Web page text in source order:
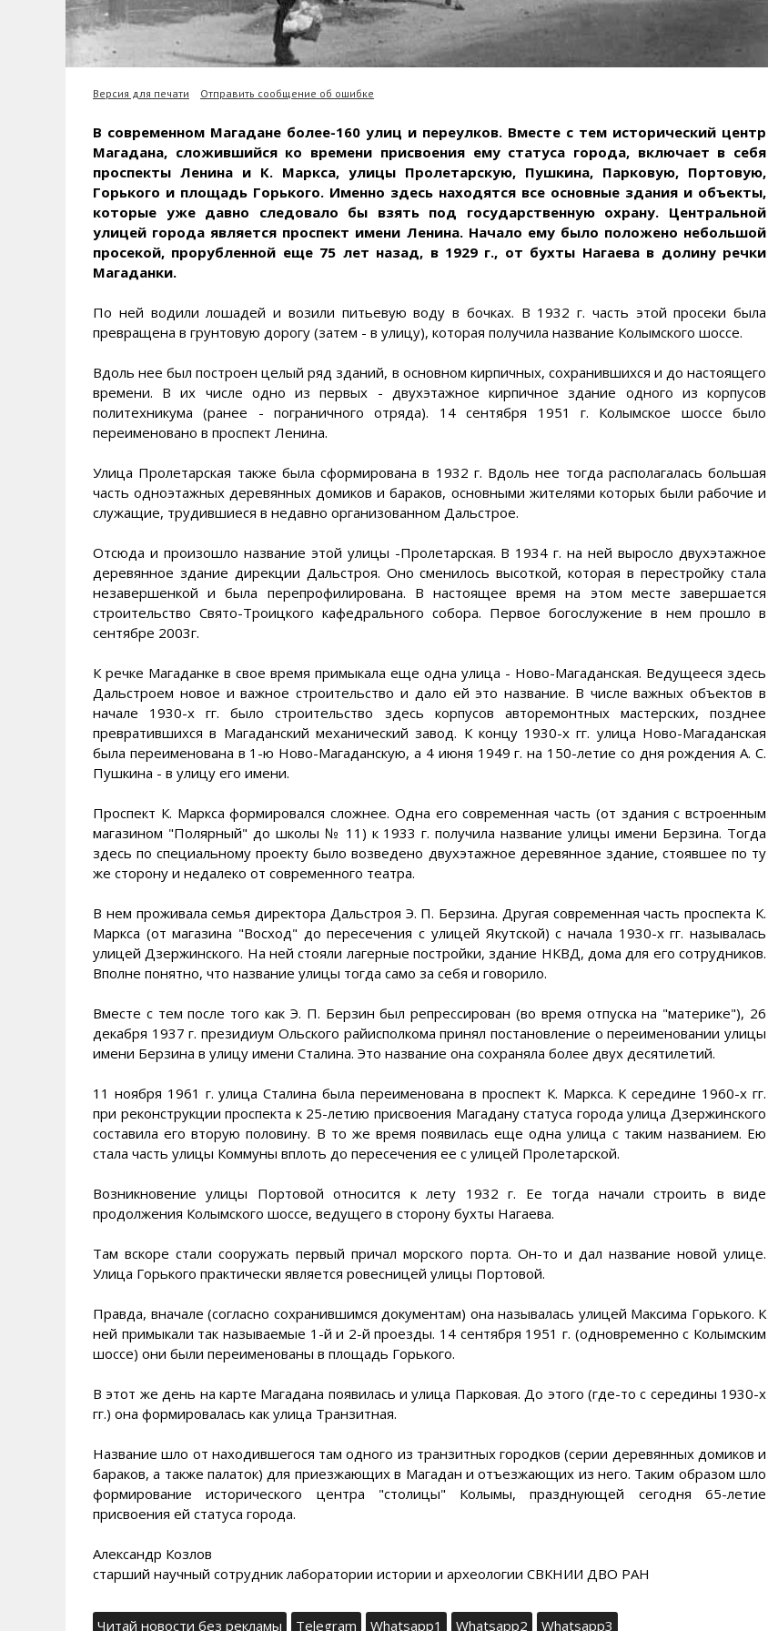
Версия для печати Отправить сообщение об ошибке
В современном Магадане более-160 улиц и переулков. Вместе с тем исторический центр
Магадана, сложившийся ко времени присвоения ему статуса города, включает в себя
проспекты Ленина и К. Маркса, улицы Пролетарскую, Пушкина, Парковую, Портовую,
Горького и площадь Горького. Именно здесь находятся все основные здания и объекты,
которые уже давно следовало бы взять под государственную охрану. Центральной
улицей города является проспект имени Ленина. Начало ему было положено небольшой
просекой, прорубленной еще 75 лет назад, в 1929 г., от бухты Нагаева в долину речки
Магаданки.
По ней водили лошадей и возили питьевую воду в бочках. В 1932 г. часть этой просеки была
превращена в грунтовую дорогу (затем - в улицу), которая получила название Колымского шоссе.
Вдоль нее был построен целый ряд зданий, в основном кирпичных, сохранившихся и до настоящего
времени. В их числе одно из первых - двухэтажное кирпичное здание одного из корпусов
политехникума (ранее - пограничного отряда). 14 сентября 1951 г. Колымское шоссе было
переименовано в проспект Ленина.
Улица Пролетарская также была сформирована в 1932 г. Вдоль нее тогда располагалась большая
часть одноэтажных деревянных домиков и бараков, основными жителями которых были рабочие и
служащие, трудившиеся в недавно организованном Дальстрое.
Отсюда и произошло название этой улицы -Пролетарская. В 1934 г. на ней выросло двухэтажное
деревянное здание дирекции Дальстроя. Оно сменилось высоткой, которая в перестройку стала
незавершенкой и была перепрофилирована. В настоящее время на этом месте завершается
строительство Свято-Троицкого кафедрального собора. Первое богослужение в нем прошло в
сентябре 2003г.
К речке Магаданке в свое время примыкала еще одна улица - Ново-Магаданская. Ведущееся здесь
Дальстроем новое и важное строительство и дало ей это название. В числе важных объектов в
начале 1930-х гг. было строительство здесь корпусов авторемонтных мастерских, позднее
превратившихся в Магаданский механический завод. К концу 1930-х гг. улица Ново-Магаданская
была переименована в 1-ю Ново-Магаданскую, а 4 июня 1949 г. на 150-летие со дня рождения А. С.
Пушкина - в улицу его имени.
Проспект К. Маркса формировался сложнее. Одна его современная часть (от здания с встроенным
магазином "Полярный" до школы № 11) к 1933 г. получила название улицы имени Берзина. Тогда
здесь по специальному проекту было возведено двухэтажное деревянное здание, стоявшее по ту
же сторону и недалеко от современного театра.
В нем проживала семья директора Дальстроя Э. П. Берзина. Другая современная часть проспекта К.
Маркса (от магазина "Восход" до пересечения с улицей Якутской) с начала 1930-х гг. называлась
улицей Дзержинского. На ней стояли лагерные постройки, здание НКВД, дома для его сотрудников.
Вполне понятно, что название улицы тогда само за себя и говорило.
Вместе с тем после того как Э. П. Берзин был репрессирован (во время отпуска на "материке"), 26
декабря 1937 г. президиум Ольского райисполкома принял постановление о переименовании улицы
имени Берзина в улицу имени Сталина. Это название она сохраняла более двух десятилетий.
11 ноября 1961 г. улица Сталина была переименована в проспект К. Маркса. К середине 1960-х гг.
при реконструкции проспекта к 25-летию присвоения Магадану статуса города улица Дзержинского
составила его вторую половину. В то же время появилась еще одна улица с таким названием. Ею
стала часть улицы Коммуны вплоть до пересечения ее с улицей Пролетарской.
Возникновение улицы Портовой относится к лету 1932 г. Ее тогда начали строить в виде
продолжения Колымского шоссе, ведущего в сторону бухты Нагаева.
Там вскоре стали сооружать первый причал морского порта. Он-то и дал название новой улице.
Улица Горького практически является ровесницей улицы Портовой.
Правда, вначале (согласно сохранившимся документам) она называлась улицей Максима Горького. К
ней примыкали так называемые 1-й и 2-й проезды. 14 сентября 1951 г. (одновременно с Колымским
шоссе) они были переименованы в площадь Горького.
В этот же день на карте Магадана появилась и улица Парковая. До этого (где-то с середины 1930-х
гг.) она формировалась как улица Транзитная.
Название шло от находившегося там одного из транзитных городков (серии деревянных домиков и
бараков, а также палаток) для приезжающих в Магадан и отъезжающих из него. Таким образом шло
формирование исторического центра "столицы" Колымы, празднующей сегодня 65-летие
присвоения ей статуса города.
Александр Козлов
старший научный сотрудник лаборатории истории и археологии СВКНИИ ДВО РАН
Читай новости без рекламы Telegram Whatsapp1 Whatsapp2 Whatsapp3